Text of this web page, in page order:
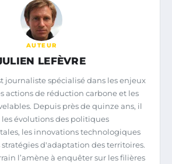
AUTEUR
LEFÈVRE
journaliste spécialisé dans les enjeux
actions de réduction carbone et les
Depuis près de quinze ans, il
les évolutions des politiques
les innovations technologiques
stratégies d'adaptation des territoires.
l’amène à enquêter sur les filières